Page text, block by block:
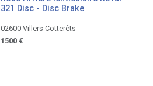
321 Disc - Disc Brake
02600 Villers-Cotterêts
1500 €